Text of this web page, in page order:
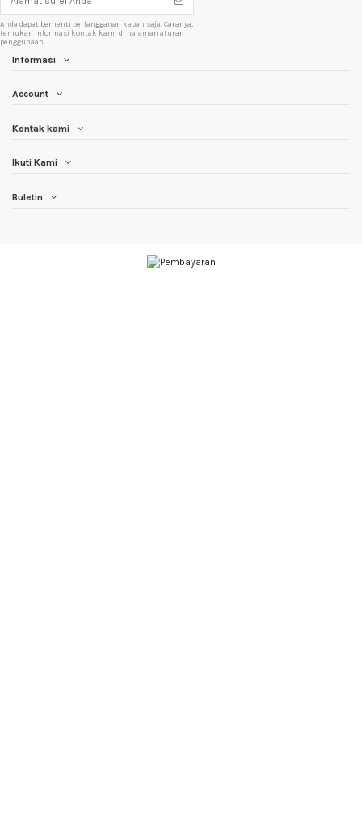
Anda dapat berhenti berlangganan kapan saja. Caranya,
temukan informasi kontak kami di halaman aturan
penggunaan.
Informasi
Account
Kontak kami
Ikuti Kami
Buletin